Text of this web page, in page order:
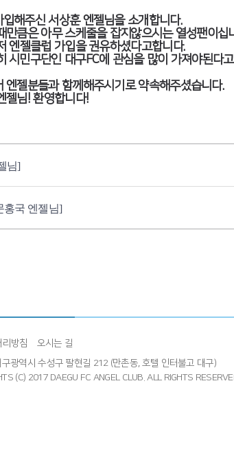
해주신 서상훈 엔젤님을 소개합니다.
큼은 아무 스케줄을 잡지않으시는 열성팬이십
엔젤클럽 가입을 권유하셨다고합니다.
시민구단인 대구FC에 관심을 많이 가져야된다
젤분들과 함께해주시기로 약속해주셨습니다.
젤님! 환영합니다!
님]
홍국 엔젤님]
방침
오시는 길
광역시 수성구 팔현길 212 (만촌동, 호텔 인터불고 대구)
(C) 2017 DAEGU FC ANGEL CLUB. ALL RIGHTS